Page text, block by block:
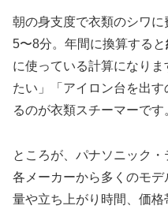
朝の身支度で衣類のシワ
5〜8分。年間に換算すると
に使っている計算になり
たい」「アイロン台を出
るのが衣類スチーマーです
ところが、パナソニック
各メーカーから多くのモ
量や立ち上がり時間、価